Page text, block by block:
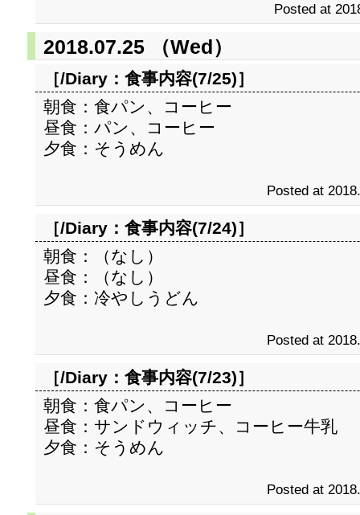
Posted at
2018.07.25 （Wed）
［/Diary： 食事内容(7/25)］
朝食：食パン、コーヒー
昼食：パン、コーヒー
夕食：そうめん
Posted at
［/Diary： 食事内容(7/24)］
朝食：（なし）
昼食：（なし）
夕食：冷やしうどん
Posted at
［/Diary： 食事内容(7/23)］
朝食：食パン、コーヒー
昼食：サンドウィッチ、コーヒー牛乳
夕食：そうめん
Posted at